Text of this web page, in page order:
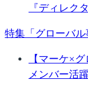
『ディレク
特集「グローバル
【マーケ×
メンバー活